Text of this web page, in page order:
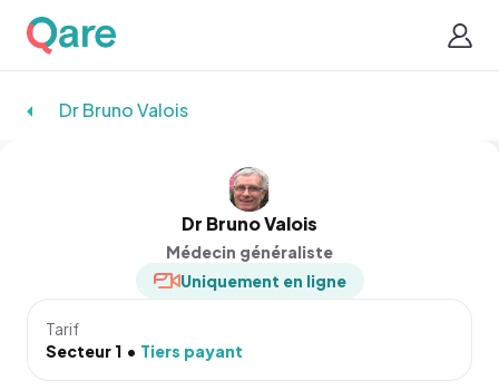
Dr Bruno Valois
Dr Bruno Valois
Médecin généraliste
Uniquement en ligne
Tarif
Secteur 1
Tiers payant